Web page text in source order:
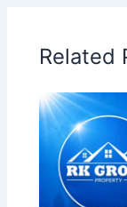
Related